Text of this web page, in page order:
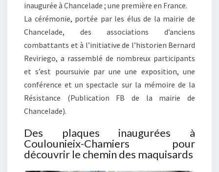
inaugurée à Chancelade ; une première en France.
La cérémonie, portée par les élus de la mairie de
Chancelade, des associations d’anciens
combattants et à l’initiative de l’historien Bernard
Reviriego, a rassemblé de nombreux participants
et s’est poursuivie par une une exposition, une
conférence et un spectacle sur la mémoire de la
Résistance (Publication FB de la mairie de
Chancelade).
Des plaques inaugurées à
Coulounieix-Chamiers pour
découvrir le chemin des maquisards